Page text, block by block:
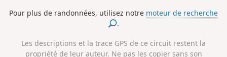
Guérins.
Pour plus de randonnées, utilisez notre moteur de recherche
.
Les descriptions et la trace GPS de ce circuit restent la
propriété de leur auteur. Ne pas les copier sans son